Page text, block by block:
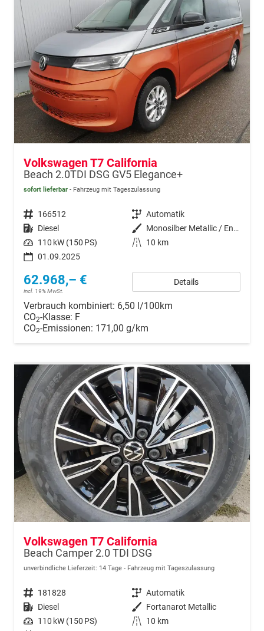
Volkswagen T7 California
Beach 2.0TDI DSG GV5 Elegance+
sofort lieferbar Fahrzeug mit Tageszulassung
Fahrzeugnr. 166512 Getriebe Automatik
Kraftstoff Diesel Außenfarbe
Monosilber Metallic / Energeticorange Metallic
Leistung 110 kW (150 PS) Kilometerstand
10 km
01.09.2025
62.968,– €
incl. 19% MwSt.
Details
Verbrauch kombiniert: 6,50 l/100km
CO2-Klasse: F
CO2-Emissionen: 171,00 g/km
Volkswagen T7 California
Beach Camper 2.0 TDI DSG
unverbindliche Lieferzeit: 14 Tage Fahrzeug mit Tageszulassung
Fahrzeugnr. 181828 Getriebe Automatik
Kraftstoff Diesel Außenfarbe Fortanarot Metallic
Leistung 110 kW (150 PS) Kilometerstand
10 km